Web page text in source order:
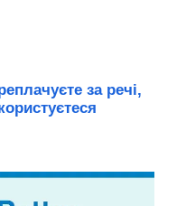
за речі,